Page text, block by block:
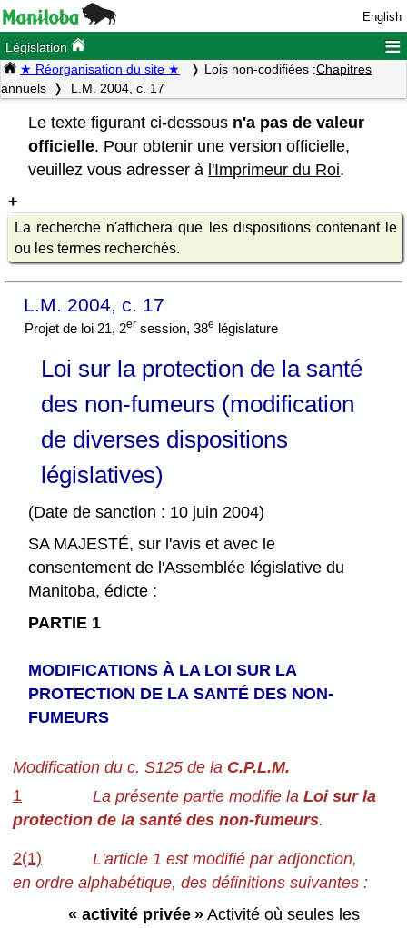
English
Législation ≡
★ Réorganisation du site ★ Lois non-codifiées :Chapitres
annuels
L.M. 2004, c. 17
Le texte figurant ci-dessous n'a pas de valeur
officielle. Pour obtenir une version officielle,
veuillez vous adresser à l'Imprimeur du Roi.
La recherche n'affichera que les dispositions contenant le
ou les termes recherchés.
L.M. 2004, c. 17
Projet de loi 21, 2er session, 38e législature
Loi sur la protection de la santé
des non-fumeurs (modification
de diverses dispositions
législatives)
(Date de sanction : 10 juin 2004)
SA MAJESTÉ, sur l'avis et avec le
consentement de l'Assemblée législative du
Manitoba, édicte :
PARTIE 1
MODIFICATIONS À LA LOI SUR LA
PROTECTION DE LA SANTÉ DES NON-
FUMEURS
Modification du c. S125 de la C.P.L.M.
1
La présente partie modifie la Loi sur la
protection de la santé des non-fumeurs.
2(1)
L'article 1 est modifié par adjonction,
en ordre alphabétique, des définitions suivantes :
« activité privée » Activité où seules les